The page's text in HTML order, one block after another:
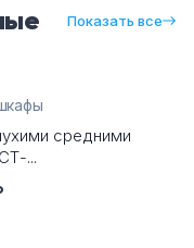
Показать все
средними
...